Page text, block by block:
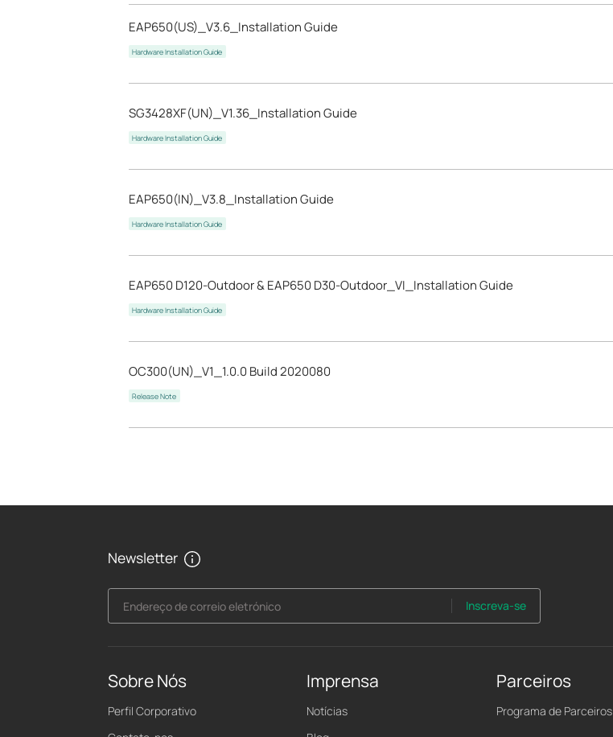
EAP650(US)_V3.6_Installation Guide
Hardware Installation Guide
SG3428XF(UN)_V1.36_Installation Guide
Hardware Installation Guide
EAP650(IN)_V3.8_Installation Guide
Hardware Installation Guide
EAP650 D120-Outdoor & EAP650 D30-Outdoor_VI_Installation Guide
Hardware Installation Guide
OC300(UN)_V1_1.0.0 Build 2020080
Release Note
Newsletter
Endereço de correio eletrónico Inscreva-se
Sobre Nós
Perfil Corporativo
Imprensa
Notícias
Parceiros
Programa de Parceiros